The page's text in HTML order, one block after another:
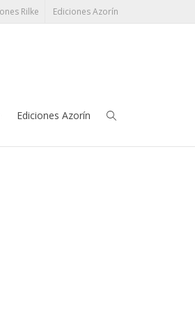
Rilke Ediciones Azorín
Ediciones Azorín